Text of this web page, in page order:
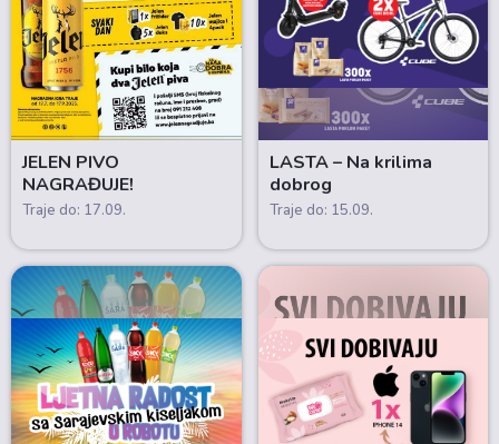
JELEN PIVO
NAGRAĐUJE!
Traje do: 17.09.
LASTA – Na krilima
dobrog
Traje do: 15.09.